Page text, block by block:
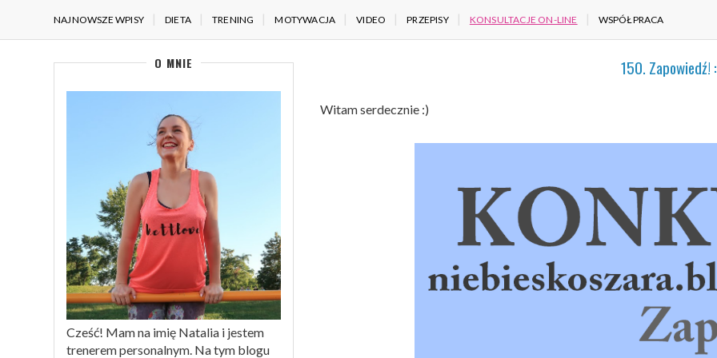
NAJNOWSZE WPISY DIETA TRENING MOTYWACJA VIDEO PRZEPISY KONSULTACJE ON-LINE WSPÓŁPRACA
150. Zapowiedź!
Witam serdecznie :)
O MNIE
Cześć! Mam na imię Natalia i jestem
trenerem personalnym. Na tym blogu